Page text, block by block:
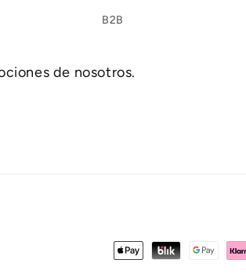
B2B
de nosotros.
Formas